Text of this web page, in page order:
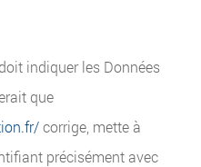
indiquer les Données
que
corrige, mette à
précisément avec